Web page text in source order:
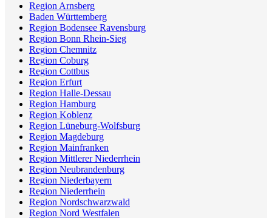
Region Arnsberg
Baden Württemberg
Region Bodensee Ravensburg
Region Bonn Rhein-Sieg
Region Chemnitz
Region Coburg
Region Cottbus
Region Erfurt
Region Halle-Dessau
Region Hamburg
Region Koblenz
Region Lüneburg-Wolfsburg
Region Magdeburg
Region Mainfranken
Region Mittlerer Niederrhein
Region Neubrandenburg
Region Niederbayern
Region Niederrhein
Region Nordschwarzwald
Region Nord Westfalen